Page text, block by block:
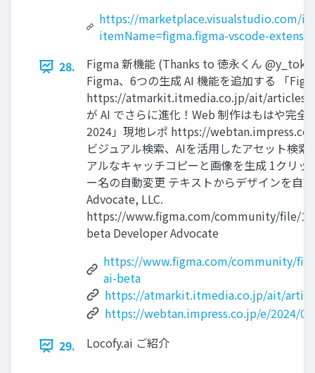
https://marketplace.visualstudio.com/
itemName=figma.figma-vscode-
28.
Figma 新機能 (Thanks to 徳永くん
Figma、6つの生成 AI 機能を追加する 「
https://atmarkit.itmedia.co.jp/ait/articles/
が AI でさらに進化！Web 制作はもはや完全
2024」現地レポ https://
ビジュアル検索、AIを活用したアセット検
アルなキャッチコピーと画像を生成 1クリ
ー名の⾃動変更 テキストからデザインを
Advocate, LLC.
https://www.figma.com/community/file/
beta Developer Advocate
https://www.figma.com/community/
ai-beta
https://atmarkit.itmedia.co.jp/ait/
https://webtan.impress.co.jp/e/2024/
29.
Locofy.ai ご紹介